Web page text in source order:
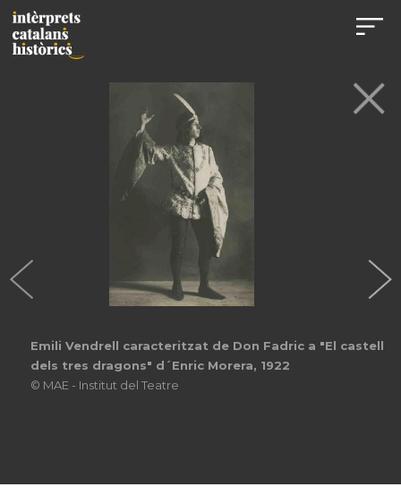
Emili Vendrell caracteritzat de Don Fadric a "El castell
dels tres dragons" d´Enric Morera, 1922
© MAE - Institut del Teatre